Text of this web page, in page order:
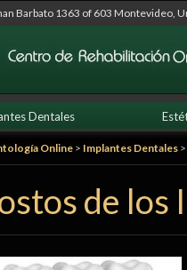
Barbato 1363 of 603 Montevideo,
Dentales
Online > Implantes Dentales >
de los